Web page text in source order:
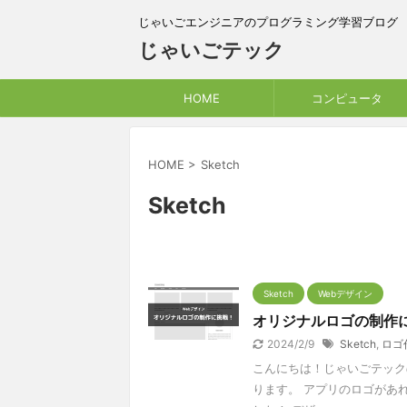
じゃいごエンジニアのプログラミング学習ブログ
じゃいごテック
HOME コンピュータ
HOME > Sketch
Sketch
Sketch Webデザイン
オリジナルロゴの制作
2024/2/9 Sketch, ロゴ
こんにちは！じゃいごテッ
ります。 アプリのロゴがあ